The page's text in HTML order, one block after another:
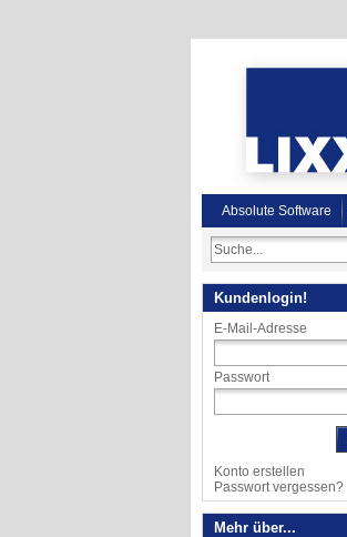
Absolute Software
Kundenlogin!
E-Mail-Adresse
Passwort
Konto erstellen
Passwort vergessen?
Mehr über...